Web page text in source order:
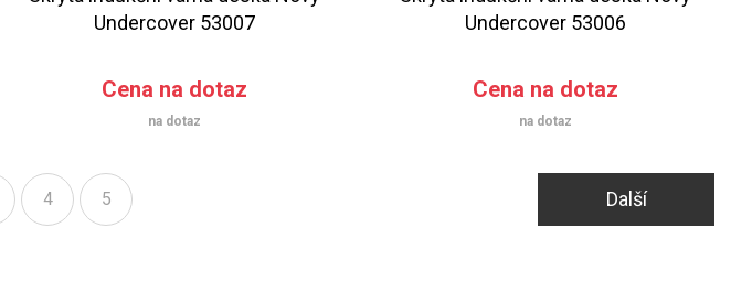
Undercover 53007
Cena na dotaz
na dotaz
Undercover 53006
Cena na dotaz
na dotaz
4 5 Další